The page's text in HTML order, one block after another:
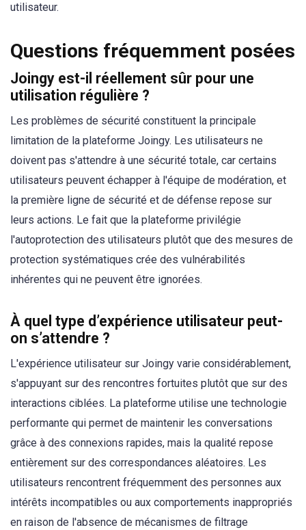
utilisateur.
Questions fréquemment posées
Joingy est-il réellement sûr pour une
utilisation régulière ?
Les problèmes de sécurité constituent la principale
limitation de la plateforme Joingy. Les utilisateurs ne
doivent pas s'attendre à une sécurité totale, car certains
utilisateurs peuvent échapper à l'équipe de modération, et
la première ligne de sécurité et de défense repose sur
leurs actions. Le fait que la plateforme privilégie
l'autoprotection des utilisateurs plutôt que des mesures de
protection systématiques crée des vulnérabilités
inhérentes qui ne peuvent être ignorées.
À quel type d’expérience utilisateur peut-
on s’attendre ?
L'expérience utilisateur sur Joingy varie considérablement,
s'appuyant sur des rencontres fortuites plutôt que sur des
interactions ciblées. La plateforme utilise une technologie
performante qui permet de maintenir les conversations
grâce à des connexions rapides, mais la qualité repose
entièrement sur des correspondances aléatoires. Les
utilisateurs rencontrent fréquemment des personnes aux
intérêts incompatibles ou aux comportements inappropriés
en raison de l'absence de mécanismes de filtrage